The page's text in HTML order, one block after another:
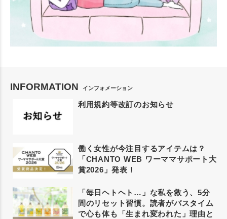
INFORMATION インフォメーション
利用規約等改訂のお知らせ
働く女性が今注目するアイテムは？
「CHANTO WEB ワーママサポート大
賞2026」発表！
「毎日ヘトヘト…」な私を救う、5分
間のリセット習慣。読者がバスタイム
で心も体も「生まれ変われた」理由と